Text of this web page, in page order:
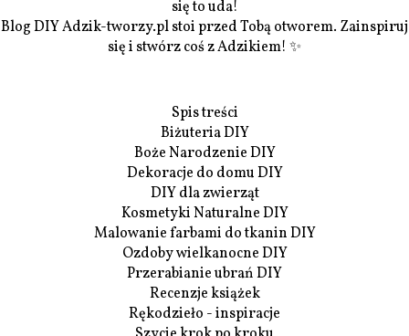
się to uda!
Blog DIY Adzik-tworzy.pl stoi przed Tobą otworem. Zainspiruj
się i stwórz coś z Adzikiem! ✨
Spis treści
Biżuteria DIY
Boże Narodzenie DIY
Dekoracje do domu DIY
DIY dla zwierząt
Kosmetyki Naturalne DIY
Malowanie farbami do tkanin DIY
Ozdoby wielkanocne DIY
Przerabianie ubrań DIY
Recenzje książek
Rękodzieło - inspiracje